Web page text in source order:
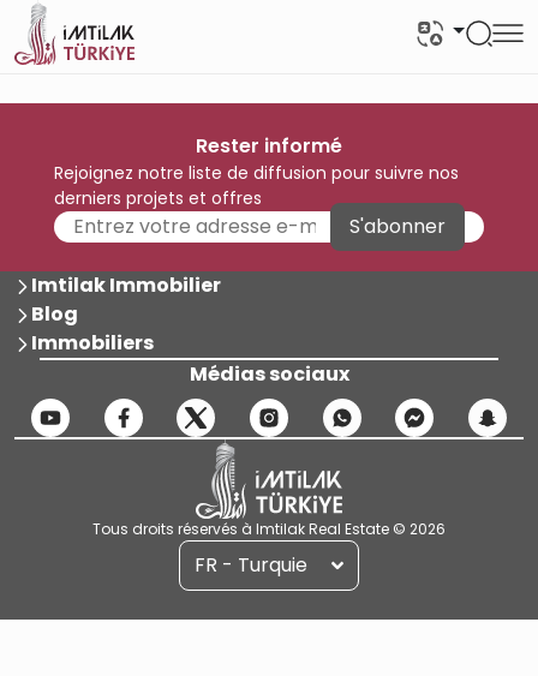
Rester informé
Rejoignez notre liste de diffusion pour suivre nos
derniers projets et offres
S'abonner
Imtilak Immobilier
Blog
Immobiliers
Médias sociaux
Tous droits réservés à Imtilak Real Estate © 2026
FR - Turquie